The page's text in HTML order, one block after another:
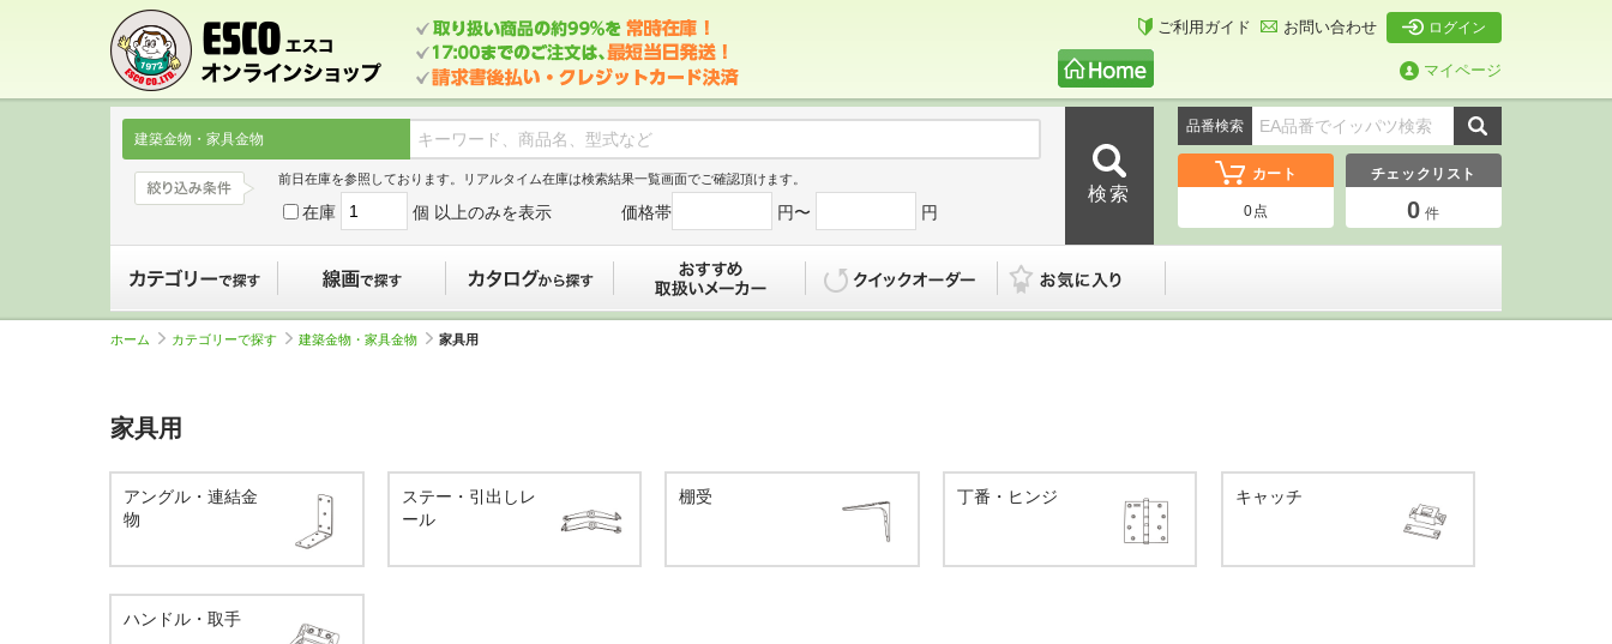
ご利用ガイド お問い合わせ ログイン
マイページ
建築金物・家具金物
前日在庫を参照しております。リアルタイム在庫は検索結果一覧画面でご確認頂けます。
在庫 個 以上のみを表示 価格帯 円〜 円
品番検索
カート
0点
チェックリスト
0 件
ホーム カテゴリーで探す 建築金物・家具金物 家具用
家具用
アングル・連結金
物
ステー・引出しレ
ール
棚受 丁番・ヒンジ キャッチ
ハンドル・取手